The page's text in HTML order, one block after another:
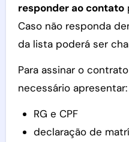
responder ao contato
Caso não responda
da lista poderá ser
Para assinar o
necessário apresentar:
RG e CPF
declaração de